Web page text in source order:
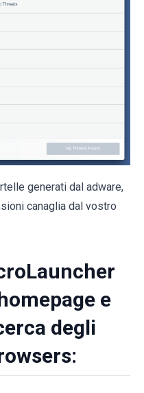
generati dal adware,
canaglia dal vostro
e
degli